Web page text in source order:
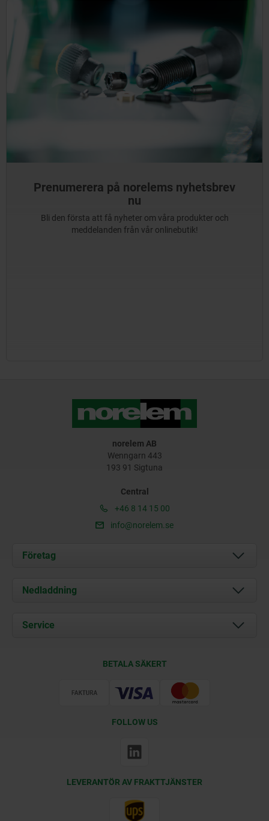
Prenumerera på norelems nyhetsbrev
nu
Bli den första att få nyheter om våra produkter och
meddelanden från vår onlinebutik!
norelem AB
Wenngarn 443
193 91 Sigtuna
Central
+46 8 14 15 00
info@norelem.se
Företag
Om oss
Kontakt
Nedladdning
Documents
Service
BETALA SÄKERT
FOLLOW US
LEVERANTÖR AV FRAKTTJÄNSTER